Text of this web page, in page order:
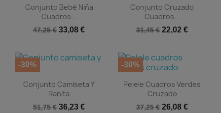
 Vista rápida
Conjunto Bebé Niña
Cuadros...
47,25 € 33,08 €
 Vista rápida
Conjunto Cruzado
Cuadros...
31,45 € 22,02 €
 Vista rápida
Conjunto Camiseta Y
Ranita
51,75 € 36,23 €
-30%
 Vista rápida
Pelele Cuadros Verdes
Cruzado
37,25 € 26,08 €
-30%